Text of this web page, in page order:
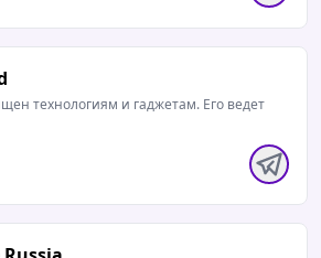
технологиям и гаджетам. Его ведет